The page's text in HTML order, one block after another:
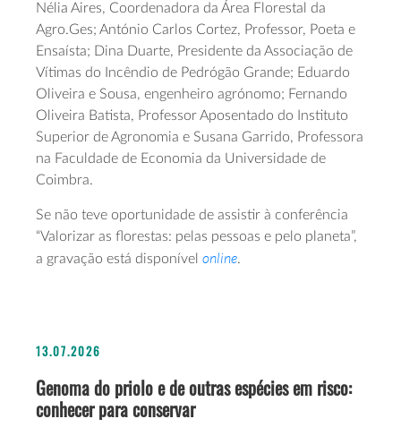
Nélia Aires, Coordenadora da Área Florestal da
Agro.Ges; António Carlos Cortez, Professor, Poeta e
Ensaísta; Dina Duarte, Presidente da Associação de
Vítimas do Incêndio de Pedrógão Grande; Eduardo
Oliveira e Sousa, engenheiro agrónomo; Fernando
Oliveira Batista, Professor Aposentado do Instituto
Superior de Agronomia e Susana Garrido, Professora
na Faculdade de Economia da Universidade de
Coimbra.
Se não teve oportunidade de assistir à conferência
“Valorizar as florestas: pelas pessoas e pelo planeta”,
a gravação está disponível online.
13.07.2026
Genoma do priolo e de outras espécies em risco:
conhecer para conservar